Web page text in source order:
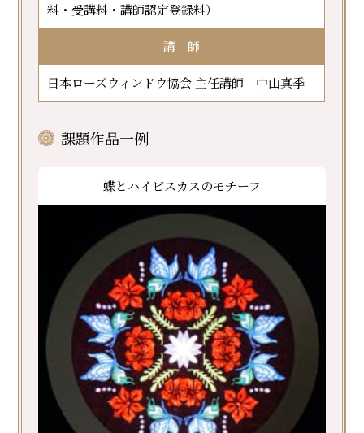
料・受講料・講師認定登録料）
講 師
日本ローズウィンドウ協会 主任講師 中山真季
課題作品一例
蝶とハイビスカスのモチーフ